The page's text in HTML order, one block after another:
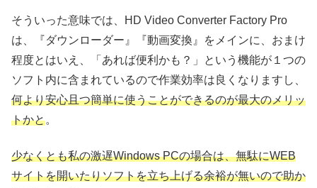
そういった意味では、HD Video Converter Factory Pro
は、『ダウンローダー』『動画変換』をメインに、おまけ
程度とはいえ、「あれば便利かも？」という機能が１つの
ソフト内に含まれているので作業効率は良くなりますし、
何より安心且つ簡単に使うことができるのが最大のメリッ
トかと。
少なくとも私の激遅Windows PCの場合は、無駄にWEB
サイトを開いたりソフトを立ち上げる余裕が無いので助か